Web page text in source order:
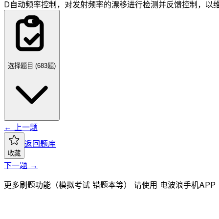
D自动频率控制，对发射频率的漂移进行检测并反馈控制，以
选择题目 (683题)
← 上一题
收藏
返回题库
下一题 →
更多刷题功能（模拟考试 错题本等） 请使用 电波浪手机APP